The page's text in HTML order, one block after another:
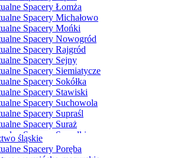
Spacery Łomża
Spacery Michałowo
Spacery Mońki
Spacery Nowogród
Spacery Rajgród
Spacery Sejny
Spacery Siemiatycze
Spacery Sokółka
Spacery Stawiski
Spacery Suchowola
Spacery Supraśl
Spacery Suraż
Spacery Suwałki
Spacery Szczuczyn
śląskie
Spacery Poręba